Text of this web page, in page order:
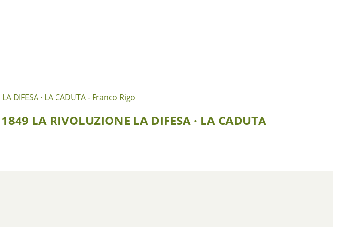
LA RIVOLUZIONE LA DIFESA · LA CADUTA